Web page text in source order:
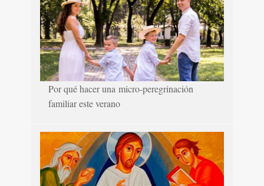
Por qué hacer una micro-peregrinación
familiar este verano